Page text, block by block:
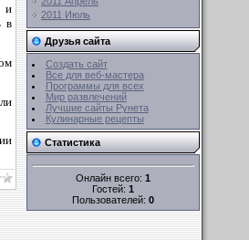
и
в
2011 Июль
Друзья сайта
Создать сайт
Все для веб-мастера
Программы для всех
Мир развлечений
Лучшие сайты Рунета
Кулинарные рецепты
Статистика
Онлайн всего: 1
Гостей: 1
Пользователей: 0